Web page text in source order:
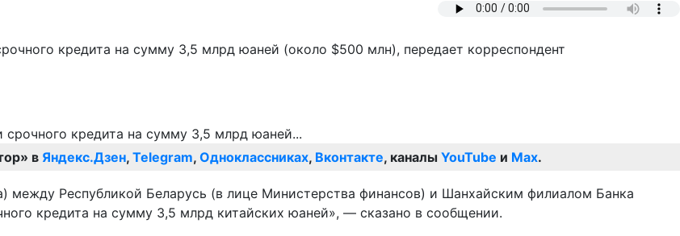
кредита на сумму 3,5 млрд юаней (около $500 млн), передает корреспондент
в Яндекс.Дзен, Telegram, Одноклассниках, Вконтакте, каналы YouTube и Max.
между Республикой Беларусь (в лице Министерства финансов) и Шанхайским филиалом Банка
кредита на сумму 3,5 млрд китайских юаней», — сказано в сообщении.